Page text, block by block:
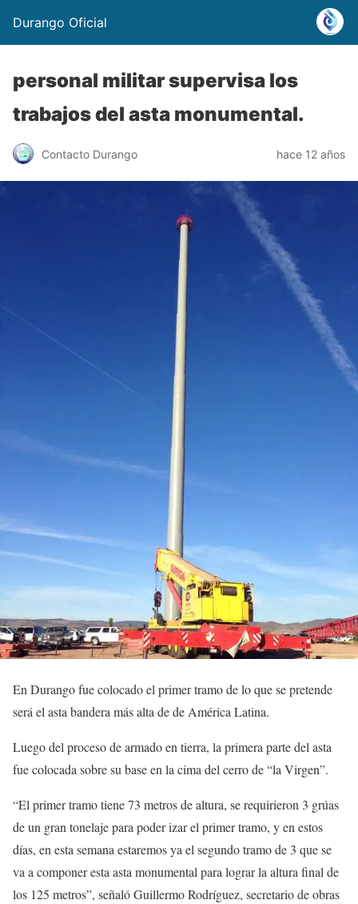
Durango Oficial
personal militar supervisa los
trabajos del asta monumental.
Contacto Durango hace 12 años
En Durango fue colocado el primer tramo de lo que se pretende
será el asta bandera más alta de de América Latina.
Luego del proceso de armado en tierra, la primera parte del asta
fue colocada sobre su base en la cima del cerro de “la Virgen”.
“El primer tramo tiene 73 metros de altura, se requirieron 3 grúas
de un gran tonelaje para poder izar el primer tramo, y en estos
días, en esta semana estaremos ya el segundo tramo de 3 que se
va a componer esta asta monumental para lograr la altura final de
los 125 metros”, señaló Guillermo Rodríguez, secretario de obras